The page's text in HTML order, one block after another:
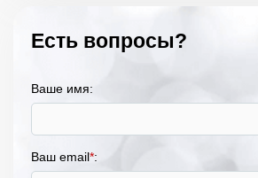
Есть вопросы?
Ваше имя:
Ваш email*: